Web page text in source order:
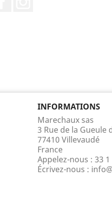
INFORMATIONS
Marechaux sas
3 Rue de la Gueule
77410 Villevaudé
France
Appelez-nous : 33 1
Écrivez-nous :